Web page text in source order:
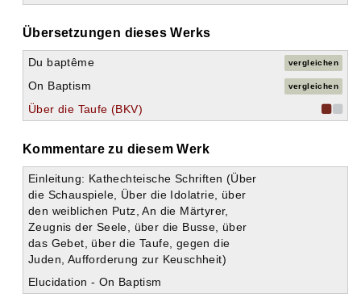
Übersetzungen dieses Werks
Du baptême vergleichen
On Baptism vergleichen
Über die Taufe (BKV)
Kommentare zu diesem Werk
Einleitung: Kathechteische Schriften (Über
die Schauspiele, Über die Idolatrie, über
den weiblichen Putz, An die Märtyrer,
Zeugnis der Seele, über die Busse, über
das Gebet, über die Taufe, gegen die
Juden, Aufforderung zur Keuschheit)
Elucidation - On Baptism